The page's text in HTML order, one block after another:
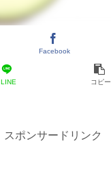
Facebook
LINE コピー
スポンサードリンク